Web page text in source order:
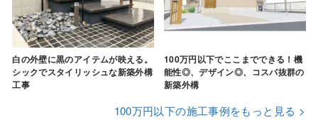
白の外壁に黒のアイテムが映える。
シックでスタイリッシュな新築外構
工事
100万円以下でここまでできる！機
能性◎、デザイン◎、コスパ抜群の
新築外構
100万円以下の施工事例をもっと見る >